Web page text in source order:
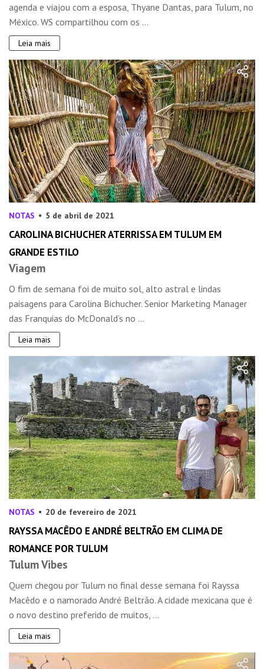
agenda e viajou com a esposa, Thyane Dantas, para Tulum, no
México. WS compartilhou com os ...
Leia mais
NOTAS 5 de abril de 2021
CAROLINA BICHUCHER ATERRISSA EM TULUM EM
GRANDE ESTILO
Viagem
O fim de semana foi de muito sol, alto astral e lindas
paisagens para Carolina Bichucher. Senior Marketing Manager
das Franquias do McDonald’s no ...
Leia mais
NOTAS 20 de fevereiro de 2021
RAYSSA MACÊDO E ANDRÉ BELTRÃO EM CLIMA DE
ROMANCE POR TULUM
Tulum Vibes
Quem chegou por Tulum no final desse semana foi Rayssa
Macêdo e o namorado André Beltrão. A cidade mexicana que é
o novo destino preferido de muitos, ...
Leia mais